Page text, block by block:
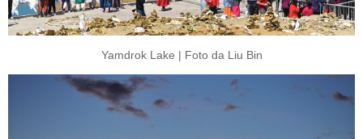
Yamdrok Lake | Foto da Liu Bin